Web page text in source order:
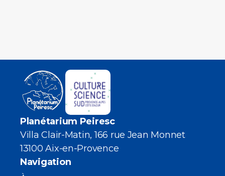
Planétarium Peiresc
Villa Clair-Matin, 166 rue Jean Monnet
13100 Aix-en-Provence
Navigation